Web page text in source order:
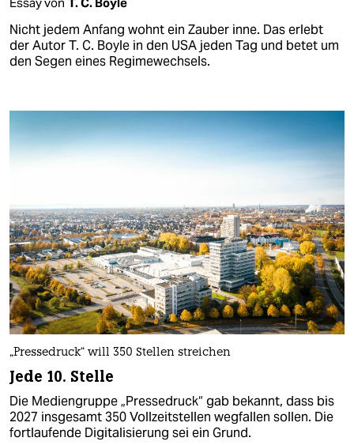
Nicht jedem Anfang wohnt ein Zauber inne. Das erlebt
der Autor T. C. Boyle in den USA jeden Tag und betet um
den Segen eines Regimewechsels.
„Pressedruck“ will 350 Stellen streichen
Jede 10. Stelle
Die Mediengruppe „Pressedruck“ gab bekannt, dass bis
2027 insgesamt 350 Vollzeitstellen wegfallen sollen. Die
fortlaufende Digitalisierung sei ein Grund.